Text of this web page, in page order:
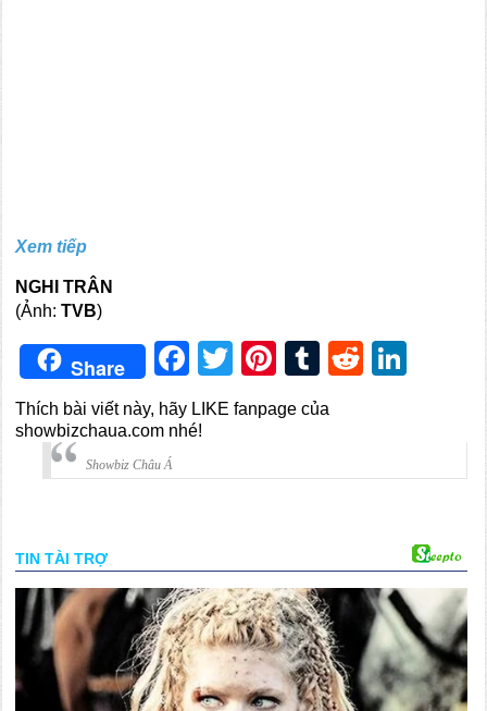
Xem tiếp
NGHI TRÂN
(Ảnh:TVB)
Share Facebook
TwitterPinterest
TumblrReddit
Thích bài viết này, hãy LIKE fanpage của
showbizchaua.com nhé!
Showbiz Châu Á